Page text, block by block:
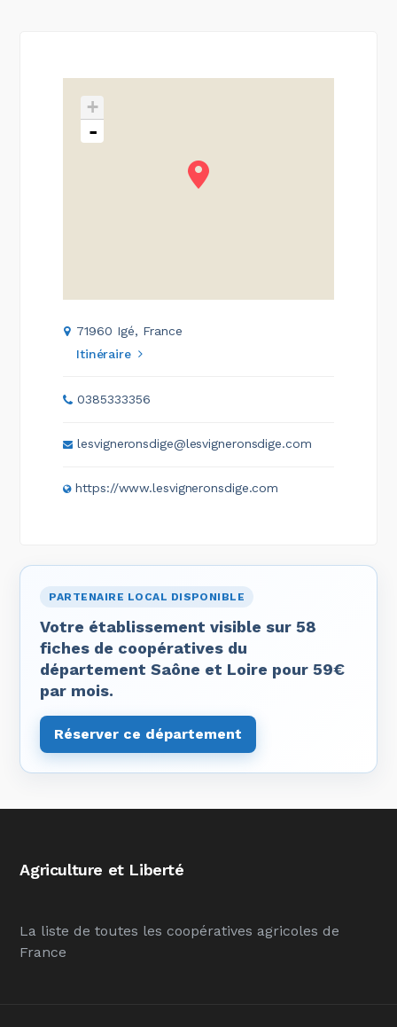
+
-
71960 Igé, France
Itinéraire
0385333356
lesvigneronsdige@lesvigneronsdige.com
https://www.lesvigneronsdige.com
PARTENAIRE LOCAL DISPONIBLE
Votre établissement visible sur 58
fiches de coopératives du
département Saône et Loire pour 59€
par mois.
Réserver ce département
Agriculture et Liberté
La liste de toutes les coopératives agricoles de
France